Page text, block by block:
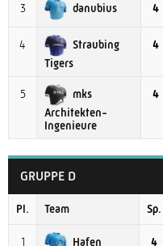
3 danubius 4
4
Straubing
Tigers
4
5
mks
Architekten-
Ingenieure
4
GRUPPE D
Pl. Team Sp.
1 Hafen 4